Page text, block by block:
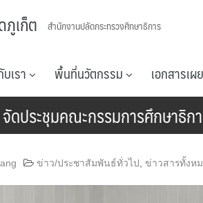
เก็ต สำนักงานปลัดกระทรวงศึกษาธิการ
เรา พื้นที่นวัตกรรม เอกสารเ
ดประชุมคณะกรรมการศึกษาธิ
ข่าว/ประชาสัมพันธ์ทั่วไป ข่าวสารทั้งห